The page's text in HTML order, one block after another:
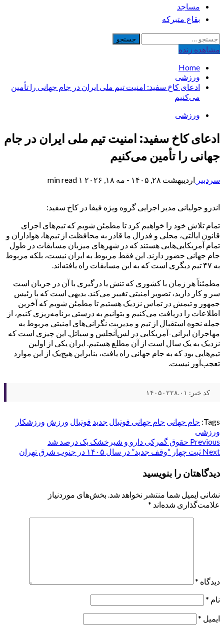
مساجد
بقاع متبرکه
جستجو
برای:
مشاهده‌ زنده
Home
ورزشی
ادعای کاخ سفید: امنیت تیم ملی ایران در جام جهانی را تأمین
می‌کنیم
ورزشی
ادعای کاخ سفید: امنیت تیم ملی ایران در جام
جهانی را تأمین می‌کنیم
سردبیر اردیبهشت ۲۸, ۱۴۰۵ - مه ۱۸, ۲۰۲۶ ۱ min read
اندرو جولیانی مدیر اجرایی گروه ویژه فیفا در کاخ سفید:
تمام تلاش خود را خواهیم کرد تا مطمئن شویم که تیم‌های اجرای
قانون ایالتی، محلی و فدرال ما قادر به محافظت از تیم‌ها، هواداران و
تمام آمریکایی‌هایی هستند که در شهرهای میزبان مسابقات در طول
جام جهانی حضور دارند. این فقط مربوط به ایران نیست، بلکه مربوط
به ۴۷ تیم دیگری است که به این مسابقات راه یافته‌اند.
مطمئناً هر زمان با کشوری که تنش یا درگیری با آن در جریان است
سر و کار دارید، تصویر امنیتی تغییر می‌کند. بدیهی است که با رئیس
جمهور و تیمش در تماس نزدیک هستیم تا مطمئن شویم که آخرین
اطلاعات را دریافت می‌کنیم و بتوانیم به درستی برنامه‌ریزی کنیم، از
جمله نحوه استقبال از تیم و مدیریت نگرانی‌های امنیتی مربوط به
مهاجران ایرانی-آمریکایی در لس‌آنجلس و سیاتل. این چیزی است که
نزدیک به یک سال است از آن مطلع هستیم. ایران یکی از اولین
تیم‌هایی بود که به جام جهانی راه یافت، بنابراین هیچ‌یک از این موارد
تعجب‌آور نیست.
کد خبر: ۱۴۰۵۰۲۲۸.۰۱
Tags: جام جهانی جام جهانی فوتبال جدید فوتبال ورزش ورزشکار
ورزشی
Post
navigation
Previous حقوق گمرکی دارو و شیرخشک یک درصد شد
Next ثبت چهار “وقف جدید” در سال ۱۴۰۵ در جنوب شرق تهران
دیدگاهتان را بنویسید
نشانی ایمیل شما منتشر نخواهد شد. بخش‌های موردنیاز
علامت‌گذاری شده‌اند *
دیدگاه *
نام *
ایمیل *